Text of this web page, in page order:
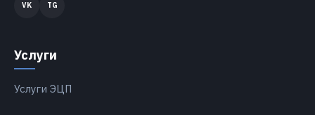
Услуги
Услуги ЭЦП